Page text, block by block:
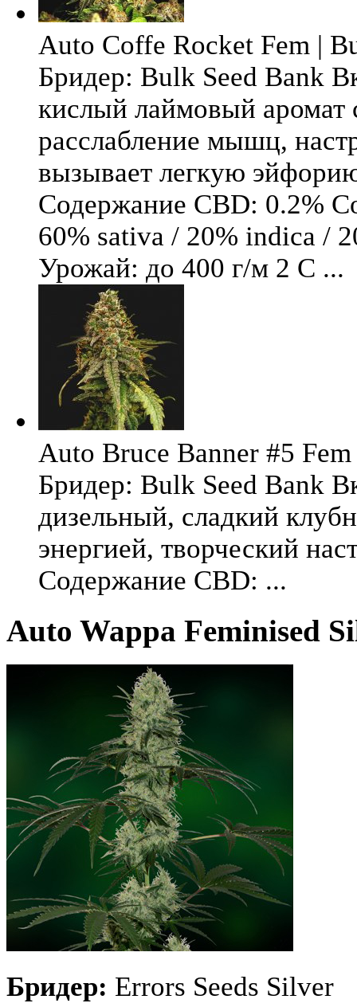
Auto Coffe Rocket Fem |
Бридер: Bulk Seed Bank
кислый лаймовый аромат
расслабление мышц,
вызывает легкую
Содержание CBD: 0.2%
60% sativa / 20% indica /
Урожай: до 400 г/м 2 С ...
Auto Bruce Banner #5
Бридер: Bulk Seed Bank
дизельный, сладкий
энергией, творческий
Содержание CBD: ...
Auto Wappa Feminised
Бридер: Errors Seeds Silver